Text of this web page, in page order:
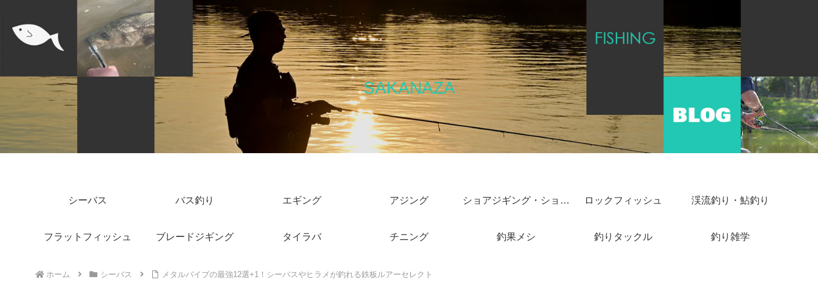
SAKANAZA
シーバス バス釣り エギング アジング ショアジギング・ショアキャスティング ロックフィッシュ 渓流釣り・鮎釣り
フラットフィッシュ ブレードジギング タイラバ チニング 釣果メシ 釣りタックル 釣り雑学
ホーム シーバス メタルバイブの最強12選+1！シーバスやヒラメが釣れる鉄板ルアーセレクト